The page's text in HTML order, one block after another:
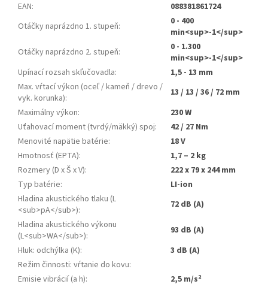
EAN:
088381861724
Otáčky naprázdno 1. stupeň:
0 - 400
min<sup>-1</sup>
Otáčky naprázdno 2. stupeň:
0 - 1.300
min<sup>-1</sup>
Upínací rozsah skľučovadla:
1,5 - 13 mm
Max. vŕtací výkon (oceľ / kameň / drevo /
vyk. korunka):
13 / 13 / 36 / 72 mm
Maximálny výkon:
230 W
Uťahovací moment (tvrdý/mäkký) spoj:
42 / 27 Nm
Menovité napätie batérie:
18 V
Hmotnosť (EPTA):
1,7 – 2 kg
Rozmery (D x Š x V):
222 x 79 x 244 mm
Typ batérie:
LI-ion
Hladina akustického tlaku (L
<sub>pA</sub>):
72 dB (A)
Hladina akustického výkonu
(L<sub>WA</sub>):
93 dB (A)
Hluk: odchýlka (K):
3 dB (A)
Režim činnosti: vŕtanie do kovu:
Emisie vibrácií (a h):
2,5 m/s²